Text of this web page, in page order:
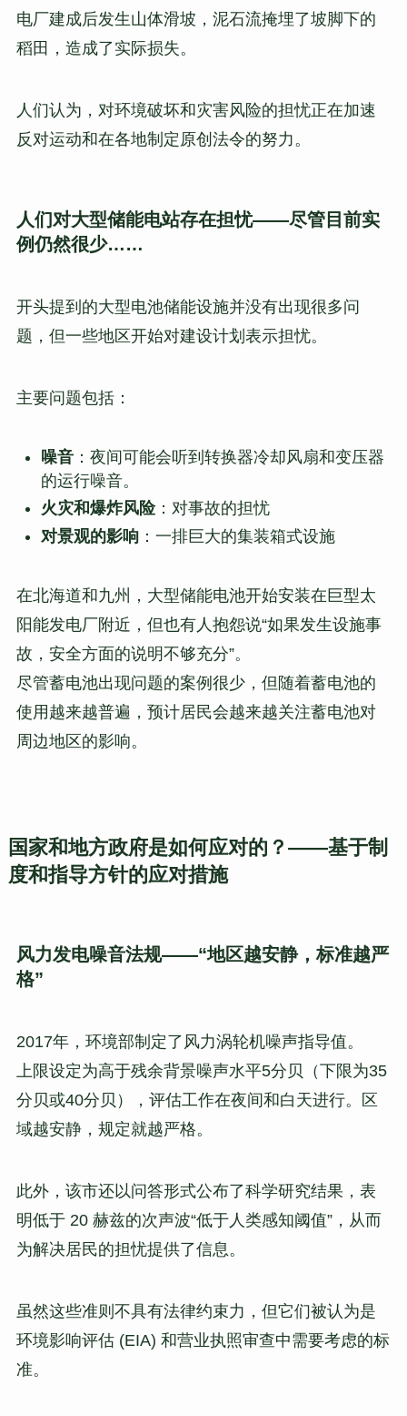
电厂建成后发生山体滑坡，泥石流掩埋了坡脚下的
稻田，造成了实际损失。
人们认为，对环境破坏和灾害风险的担忧正在加速
反对运动和在各地制定原创法令的努力。
人们对大型储能电站存在担忧——尽管目前实
例仍然很少……
开头提到的大型电池储能设施并没有出现很多问
题，但一些地区开始对建设计划表示担忧。
主要问题包括：
噪音：夜间可能会听到转换器冷却风扇和变压器
的运行噪音。
火灾和爆炸风险：对事故的担忧
对景观的影响：一排巨大的集装箱式设施
在北海道和九州，大型储能电池开始安装在巨型太
阳能发电厂附近，但也有人抱怨说“如果发生设施事
故，安全方面的说明不够充分”。
尽管蓄电池出现问题的案例很少，但随着蓄电池的
使用越来越普遍，预计居民会越来越关注蓄电池对
周边地区的影响。
国家和地方政府是如何应对的？——基于制
度和指导方针的应对措施
风力发电噪音法规——“地区越安静，标准越严
格”
2017年，环境部制定了风力涡轮机噪声指导值。
上限设定为高于残余背景噪声水平5分贝（下限为35
分贝或40分贝），评估工作在夜间和白天进行。区
域越安静，规定就越严格。
此外，该市还以问答形式公布了科学研究结果，表
明低于 20 赫兹的次声波“低于人类感知阈值”，从而
为解决居民的担忧提供了信息。
虽然这些准则不具有法律约束力，但它们被认为是
环境影响评估 (EIA) 和营业执照审查中需要考虑的标
准。